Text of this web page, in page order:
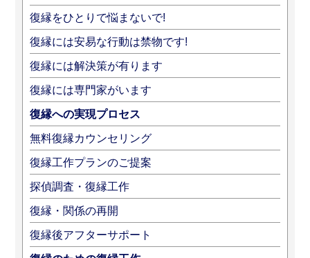
復縁をひとりで悩まないで!
復縁には安易な行動は禁物です!
復縁には解決策が有ります
復縁には専門家がいます
復縁への実現プロセス
無料復縁カウンセリング
復縁工作プランのご提案
探偵調査・復縁工作
復縁・関係の再開
復縁後アフターサポート